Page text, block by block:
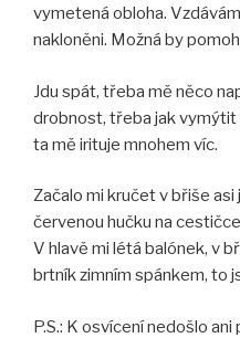
vymetená obloha.
nakloněni. Možná by
Jdu spát, třeba mě něco
drobnost, třeba jak vymýtit
ta mě irituje mnohem víc.
Začalo mi kručet v břiše
červenou hučku na
V hlavě mi létá balónek, v
brtník zimním spánkem, to
P.S.: K osvícení nedošlo